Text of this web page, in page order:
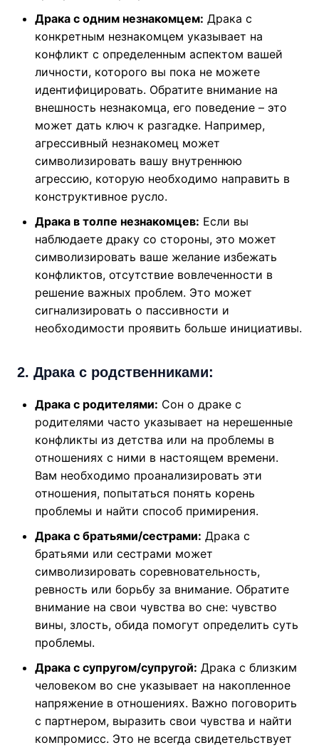
Драка с одним незнакомцем: Драка с
конкретным незнакомцем указывает на
конфликт с определенным аспектом вашей
личности, которого вы пока не можете
идентифицировать. Обратите внимание на
внешность незнакомца, его поведение – это
может дать ключ к разгадке. Например,
агрессивный незнакомец может
символизировать вашу внутреннюю
агрессию, которую необходимо направить в
конструктивное русло.
Драка в толпе незнакомцев: Если вы
наблюдаете драку со стороны, это может
символизировать ваше желание избежать
конфликтов, отсутствие вовлеченности в
решение важных проблем. Это может
сигнализировать о пассивности и
необходимости проявить больше инициативы.
2. Драка с родственниками:
Драка с родителями: Сон о драке с
родителями часто указывает на нерешенные
конфликты из детства или на проблемы в
отношениях с ними в настоящем времени.
Вам необходимо проанализировать эти
отношения, попытаться понять корень
проблемы и найти способ примирения.
Драка с братьями/сестрами: Драка с
братьями или сестрами может
символизировать соревновательность,
ревность или борьбу за внимание. Обратите
внимание на свои чувства во сне: чувство
вины, злость, обида помогут определить суть
проблемы.
Драка с супругом/супругой: Драка с близким
человеком во сне указывает на накопленное
напряжение в отношениях. Важно поговорить
с партнером, выразить свои чувства и найти
компромисс. Это не всегда свидетельствует